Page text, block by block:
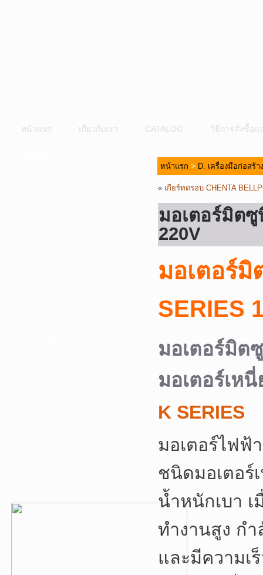
หน้าแรก เกี่ยวกับเรา CATALOG วิธีการสั่งซื้อแ
D. เครื่องมือก่อสร้าง-เครื่องมืออุตสาหกรรม
หน้าแรก > D. เครื่องมือก่อสร้
« เกียร์ทดรอบ CHENTA
มอเตอร์มิตซู
220V
มอเตอร์มิ
SERIES
มอเตอร์มิต
มอเตอร์เห
K SERIES
มอเตอร์ไฟฟ้
ชนิดมอเตอร์
น้ำหนักเบา
ทำงานสูง ก
และมีความเ